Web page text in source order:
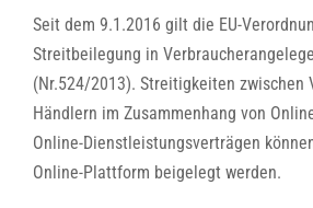
Seit dem 9.1.2016 gilt die EU-
Streitbeilegung in
(Nr.524/2013). Streitigkeiten zwischen
Händlern im Zusammenhang von
Online-Dienstleistungsverträgen
Online-Plattform beigelegt werden.